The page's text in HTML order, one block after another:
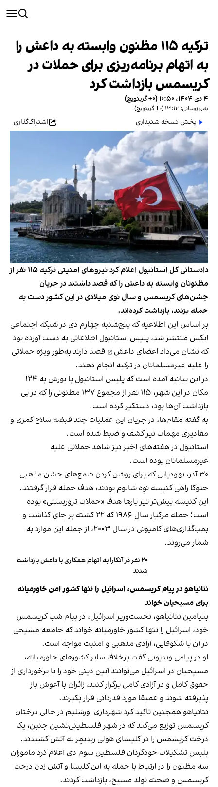
ترکیه ۱۱۵ مظنون وابسته به داعش را
به اتهام برنامه‌ریزی برای حملات در
کریسمس بازداشت کرد
۴ دی ۱۴۰۴، ۱۰:۵۰ (‎+۰ گرینویچ)
به‌روزرسانی: ۱۳:۱۲ (‎+۰ گرینویچ)
پخش نسخه شنیداری اشتراک‌گذاری
دادستانی کل استانبول اعلام کرد نیروهای امنیتی ترکیه ۱۱۵ نفر از
مظنونان وابسته به داعش را که قصد داشتند در جریان
جشن‌های کریسمس و سال نوی میلادی در این کشور دست به
حمله بزنند، بازداشت کرده‌اند.
بر اساس این اطلاعیه که پنج‌شنبه چهارم دی در شبکه اجتماعی
ایکس منتشر شد، پلیس استانبول اطلاعاتی به دست آورده بود
که نشان می‌داد اعضای داعش
قصد دارند به‌طور ویژه حملاتی
را علیه غیرمسلمانان در ترکیه انجام دهند.
در این بیانیه آمده است که پلیس استانبول با یورش به ۱۲۴
مکان در این شهر، ۱۱۵ نفر از مجموع ۱۳۷ مظنونی را که در پی
بازداشت آن‌ها بود، دستگیر کرده است.
به گفته مقام‌ها، در جریان این عملیات چند قبضه سلاح کمری و
مقادیری مهمات نیز کشف و ضبط شده است.
استانبول در هفته‌های اخیر نیز شاهد حملاتی علیه
غیرمسلمانان بوده است.
۳۰ آذر، یهودیانی که برای روشن کردن شمع‌های جشن مذهبی
حنوکا راهی کنیسه نوِه شالوم بودند، هدف حمله قرار گرفتند.
این کنیسه پیش‌تر نیز بارها هدف «حملات تروریستی» بوده
است؛ حمله مرگبار سال ۱۹۸۶ که ۲۲ کشته بر جای گذاشت و
بمب‌گذاری‌های کامیونی در سال ۲۰۰۳، از جمله این موارد به
شمار می‌روند.
۲۰ نفر در آنکارا به اتهام همکاری با داعش بازداشت
شدند
نتانیاهو در پیام کریسمس، اسرائیل را تنها کشور امن خاورمیانه
برای مسیحیان خواند
بنیامین نتانیاهو، نخست‌وزیر اسرائیل، در پیام شب کریسمس
خود، اسرائیل را تنها کشور خاورمیانه خواند که جامعه مسیحی
در آن با شکوفایی، آزادی مذهبی و امنیت مواجه است.
او در پیامی ویدیویی گفت برخلاف سایر کشورهای خاورمیانه،
مسیحیان در اسرائیل می‌توانند آیین دینی خود را با برخورداری از
حقوق کامل و در آزادی کامل برگزار کنند، زائران با آغوش باز
پذیرفته شوند و عمیقا مورد قدردانی قرار بگیرند.
نتانیاهو همچنین تاکید کرد شهرداری اورشلیم در حالی درختان
کریسمس توزیع می‌کند که در شهر فلسطینی‌نشین جنین، یک
درخت کریسمس را در کلیسای هولی ریدیمِر به آتش کشیدند.
پلیس تشکیلات خودگردان فلسطین سوم دی اعلام کرد ماموران
سه مظنون را در ارتباط با حمله به این کلیسا و آتش زدن درخت
کریسمس و صحنه تولد مسیح، بازداشت کردند.